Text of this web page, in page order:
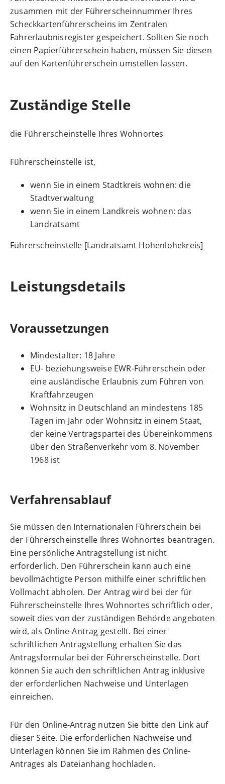
zusammen mit der Führerscheinnummer Ihres
Scheckkartenführerscheins im Zentralen
Fahrerlaubnisregister gespeichert. Sollten Sie noch
einen Papierführerschein haben, müssen Sie diesen
auf den Kartenführerschein umstellen lassen.
Zuständige Stelle
die Führerscheinstelle Ihres Wohnortes
Führerscheinstelle ist,
wenn Sie in einem Stadtkreis wohnen: die
Stadtverwaltung
wenn Sie in einem Landkreis wohnen: das
Landratsamt
Führerscheinstelle [Landratsamt Hohenlohekreis]
Leistungsdetails
Voraussetzungen
Mindestalter: 18 Jahre
EU- beziehungsweise EWR-Führerschein oder
eine ausländische Erlaubnis zum Führen von
Kraftfahrzeugen
Wohnsitz in Deutschland an mindestens 185
Tagen im Jahr oder Wohnsitz in einem Staat,
der keine Vertragspartei des Übereinkommens
über den Straßenverkehr vom 8. November
1968 ist
Verfahrensablauf
Sie müssen den Internationalen Führerschein bei
der Führerscheinstelle Ihres Wohnortes beantragen.
Eine persönliche Antragstellung ist nicht
erforderlich. Den Führerschein kann auch eine
bevollmächtigte Person mithilfe einer schriftlichen
Vollmacht abholen. Der Antrag wird bei der für
Führerscheinstelle Ihres Wohnortes schriftlich oder,
soweit dies von der zuständigen Behörde angeboten
wird, als Online-Antrag gestellt. Bei einer
schriftlichen Antragstellung erhalten Sie das
Antragsformular bei der Führerscheinstelle. Dort
können Sie auch den schriftlichen Antrag inklusive
der erforderlichen Nachweise und Unterlagen
einreichen.
Für den Online-Antrag nutzen Sie bitte den Link auf
dieser Seite. Die erforderlichen Nachweise und
Unterlagen können Sie im Rahmen des Online-
Antrages als Dateianhang hochladen.